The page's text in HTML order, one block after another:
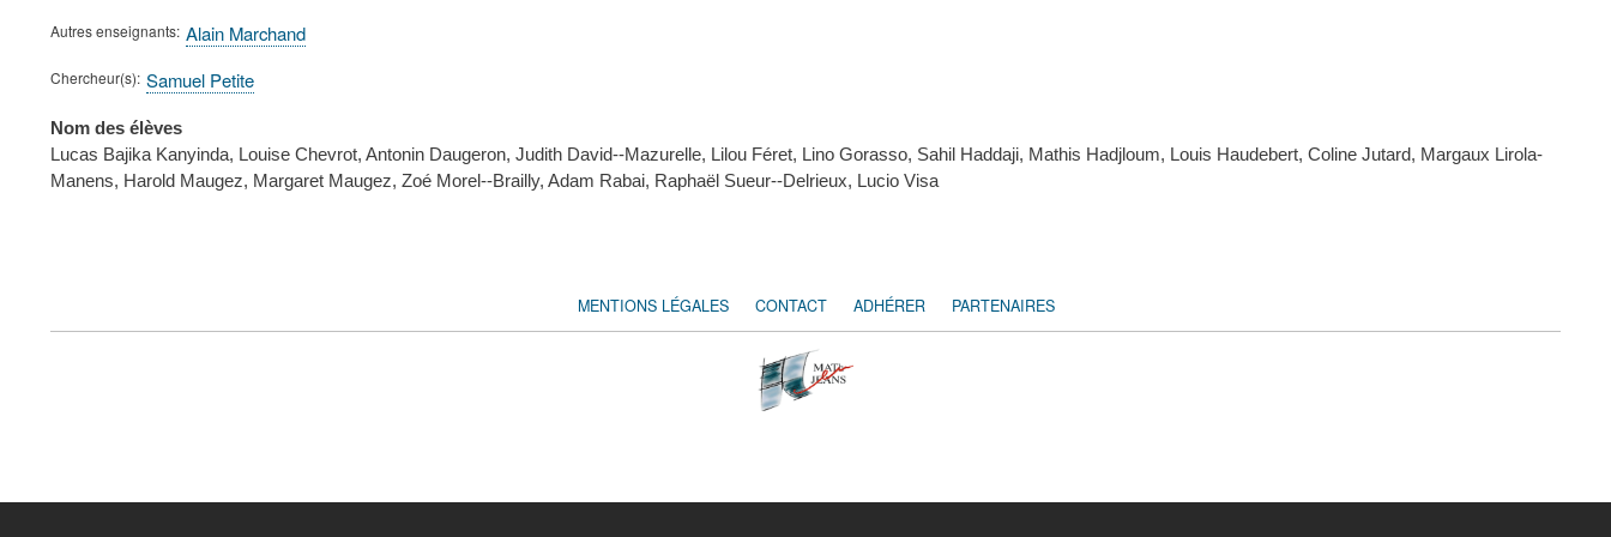
Autres enseignants Alain Marchand
Chercheur(s) Samuel Petite
Nom des élèves
Lucas Bajika Kanyinda, Louise Chevrot, Antonin Daugeron, Judith David--Mazurelle, Lilou Féret, Lino Gorasso, Sahil Haddaji, Mathis Hadjloum, Louis Haudebert, Coline Jutard, Margaux Lirola-
Manens, Harold Maugez, Margaret Maugez, Zoé Morel--Brailly, Adam Rabai, Raphaël Sueur--Delrieux, Lucio Visa
FOOTER
MENTIONS LÉGALES CONTACT ADHÉRER PARTENAIRES